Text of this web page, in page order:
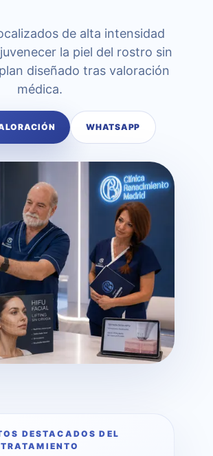
de alta intensidad
la piel del rostro sin
diseñado tras valoración
médica.
WHATSAPP
DESTACADOS DEL
TRATAMIENTO